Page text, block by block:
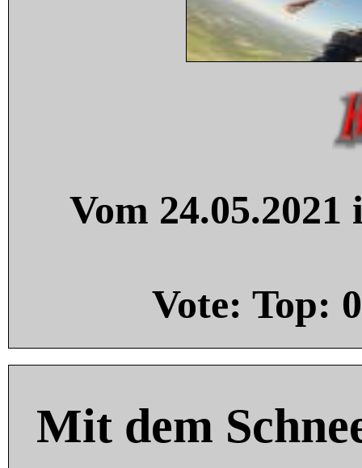
Vom
Vote: Top: 0
Mit dem